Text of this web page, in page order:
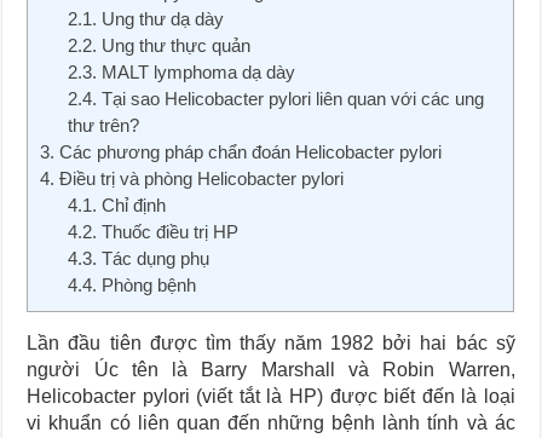
2.1. Ung thư dạ dày
2.2. Ung thư thực quản
2.3. MALT lymphoma dạ dày
2.4. Tại sao Helicobacter pylori liên quan với các ung
thư trên?
3. Các phương pháp chẩn đoán Helicobacter pylori
4. Điều trị và phòng Helicobacter pylori
4.1. Chỉ định
4.2. Thuốc điều trị HP
4.3. Tác dụng phụ
4.4. Phòng bệnh
Lần đầu tiên được tìm thấy năm 1982 bởi hai bác sỹ
người Úc tên là Barry Marshall và Robin Warren,
Helicobacter pylori (viết tắt là HP) được biết đến là loại
vi khuẩn có liên quan đến những bệnh lành tính và ác